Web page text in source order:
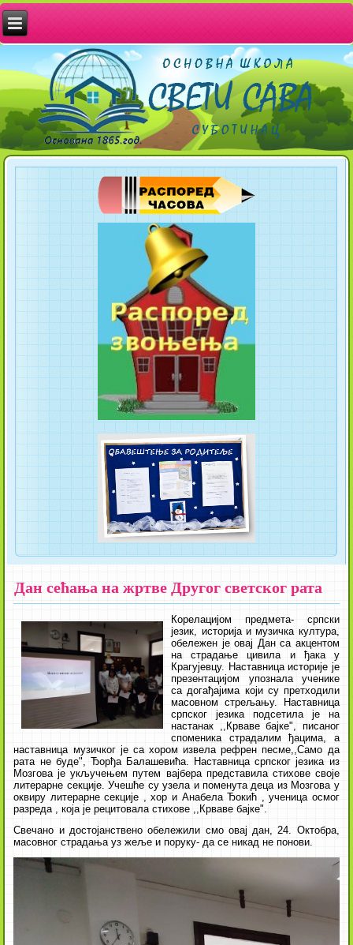
Дан сећања на жртве Другог светског рата
Корелацијом предмета- српски
језик, историја и музичка култура,
обележен је овај Дан са акцентом
на страдање цивила и ђака у
Крагујевцу. Наставница историје је
презентацијом упознала ученике
са догађајима који су претходили
масовном стрељању. Наставница
српског језика подсетила је на
настанак ,,Крваве бајке", писаног
споменика страдалим ђацима, а
наставница музичког је са хором извела рефрен песме,,Само да
рата не буде", Ђорђа Балашевића. Наставница српског језика из
Мозгова је укључењем путем вајбера представила стихове своје
литерарне секције. Учешће су узела и поменута деца из Мозгова у
оквиру литерарне секције , хор и Анабела Ђокић , ученица осмог
разреда , која је рецитовала стихове ,,Крваве бајке".
Свечано и достојанствено обележили смо овај дан, 24. Октобра,
масовног страдања уз жеље и поруку- да се никад не понови.